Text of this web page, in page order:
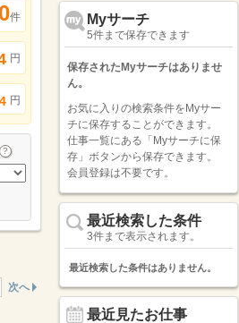
件
円
円
次へ
Myサーチ
5件まで保存できます
保存されたMyサーチはありませ
ん。
お気に入りの検索条件をMyサー
チに保存することができます。
仕事一覧にある「Myサーチに保
存」ボタンから保存できます。
会員登録は不要です。
最近検索した条件
3件まで表示されます。
最近検索した条件はありません。
最近見たお仕事